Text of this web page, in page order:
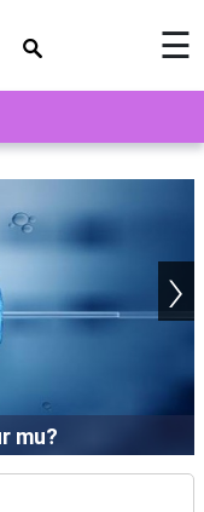
☰
mu?
›